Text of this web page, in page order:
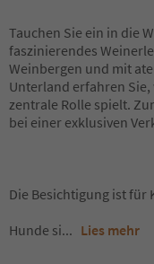
Tauchen Sie ein in die
faszinierendes
Weinbergen und mit
Unterland erfahren
zentrale Rolle spielt.
bei einer exklusiven
Die Besichtigung ist für
Hunde si... Lies mehr